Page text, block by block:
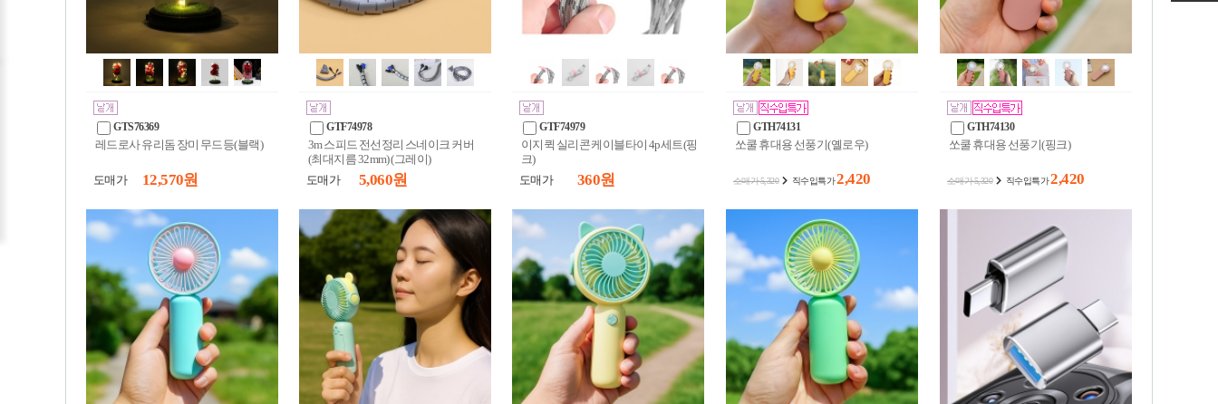
GTS76369
레드로사 유리돔 장미 무드등(블랙)
도매가 12,570 원
GTF74978
3m 스피드 전선정리 스네이크 커버
(최대지름 32mm) (그레이)
도매가
5,060 원
GTF74979
이지퀵 실리콘 케이블타이 4p세트(핑
크)
도매가
360 원
GTH74131
쏘쿨 휴대용 선풍기(옐로우)
소매가 5,320 직수입특가2,420
GTH74130
쏘쿨 휴대용 선풍기(핑크)
소매가 5,320 직수입특가2,420